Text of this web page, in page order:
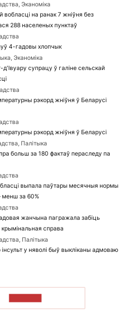
Эканоміка
вобласці на ранак 7 жніўня без
288 населеных пунктаў
4-гадовы хлопчык
Эканоміка
супрацу ў галіне сельскай
рэкорд жніўня ў Беларусі
рэкорд жніўня ў Беларусі
Палітыка
больш за 180 фактаў пераследу па
выпала паўтары месячныя нормы
менш за 60%
жанчына пагражала забіць
справа
Палітыка
інсульт у няволі быў выкліканы адмоваю